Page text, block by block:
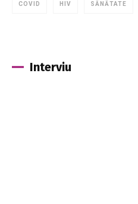
COVID HIV SĂNĂTATE
Interviu